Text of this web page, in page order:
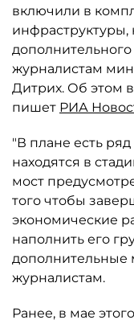
включили в
инфраструктуры,
дополнительного
журналистам
Дитрих. Об этом
пишет РИА
"В плане есть
находятся в
мост
того чтобы
экономические
наполнить его
дополнительные
журналистам.
Ранее, в мае